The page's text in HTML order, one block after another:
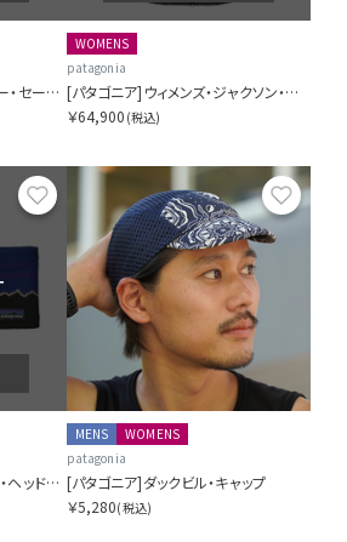
[パタゴニア]ウィメンズ・ベター・セーター・ベスト
WOMENS
patagonia
[パタゴニア]ウィメンズ・ジャクソン・グレイシャー・ジャケット
￥64,900 (税込)
お気に入り
[パタゴニア]パウダー・タウン・ヘッドバンド
お気
MENS
WOMENS
patagonia
[パタゴニア]ダックビル・キャップ
￥5,280(税込)